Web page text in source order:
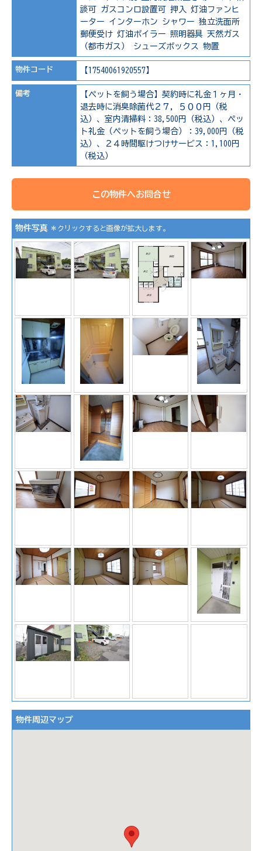
談可
ガスコンロ設置可 押入
灯油ファンヒ
ーター
インターホン シャワー 独立洗面所
郵便受け 灯油ボイラー 照明器具 天然ガス
（都市ガス）
シューズボックス 物置
物件コード 【17540061920557】
備考
【ペットを飼う場合】契約時に礼金１ヶ月・
退去時に消臭除菌代２７，５００円（税
込）、室内清掃料：38,500円（税込）、ペッ
ト礼金（ペットを飼う場合）：39,000円（税
込）、２４時間駆けつけサービス：1,100円
（税込）
この物件へお問合せ
物件写真 ＊クリックすると画像が拡大します。
物件周辺マップ